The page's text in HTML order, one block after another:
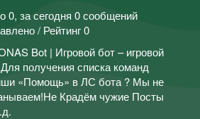
0, за сегодня 0 сообщений
/ Рейтинг 0
Bot | Игровой бот – игровой
получения списка команд
«Помощь» в ЛС бота ? Мы не
Крадём чужие Посты